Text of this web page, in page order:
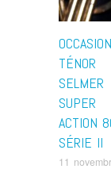
TÉNOR
SELMER
SUPER
ACTION
SÉRIE II
11